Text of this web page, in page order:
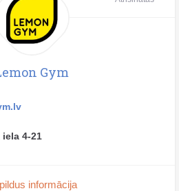
Gym
iela 4-21
informācija